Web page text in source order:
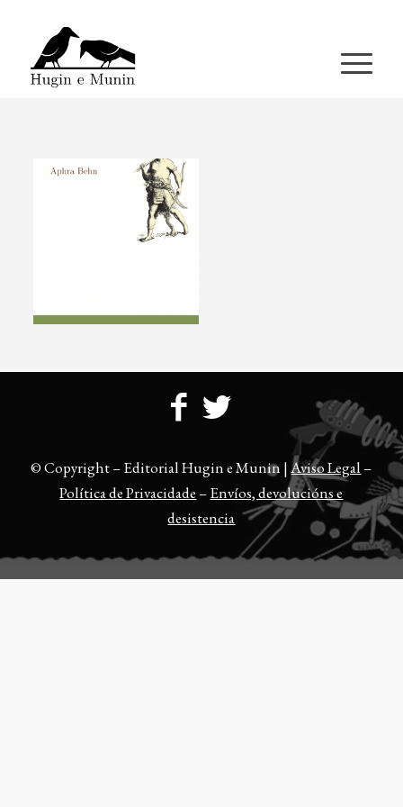
© Copyright – Editorial Hugin e Munin |Aviso Legal –
Política de Privacidade –Envíos, devolucións e
desistencia